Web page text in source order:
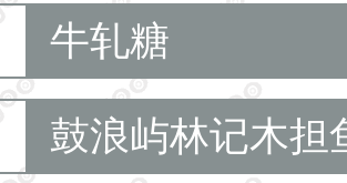
牛轧糖
鼓浪屿林记木担